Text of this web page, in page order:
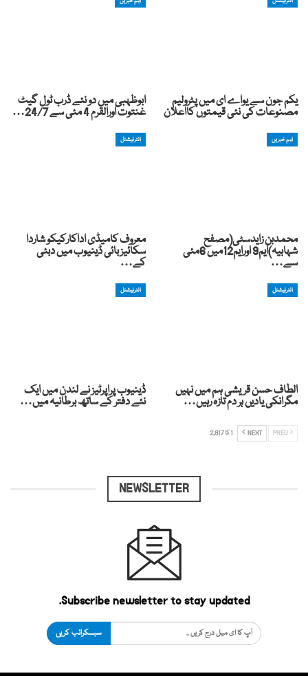
یکم جون سے یواے ای میں پٹرولیم
مصنوعات کی نئی قیمتوں کااعلان
ابوظہبی میں دو نئے ڈرب ٹول گیٹ
غنتوت اورالقرم 4 مئی سے 24/7…
اہم خبریں
محمدبن زایدسٹی(مصفح
شہابیہ)ایم9 اورایم12میں 6مئی
سے…
انٹرنیشنل
معروف کامیڈی اداکارکیکو شاردا
سکائیز بائی ڈینیوب میں دبئی
کے…
انٹرنیشنل
الطاف حسن قریشی ہم میں نہیں
مگرانکی یادیں ہر دم تازہ رہیں…
انٹرنیشنل
ڈینیوب پراپرٹیز نے لندن میں ایک
نئے دفتر کے ساتھ برطانیہ میں…
NEXT 1 کا 2,817
NEWSLETTER
Subscribe newsletter to stay updated.
سبسکرائب کریں